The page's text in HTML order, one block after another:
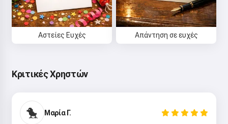
Αστείες Ευχές Απάντηση σε ευχές
Κριτικές Χρηστών
🐤 Μαρία Γ.
Όροι Χρήσης
Πολιτική Απορρήτου